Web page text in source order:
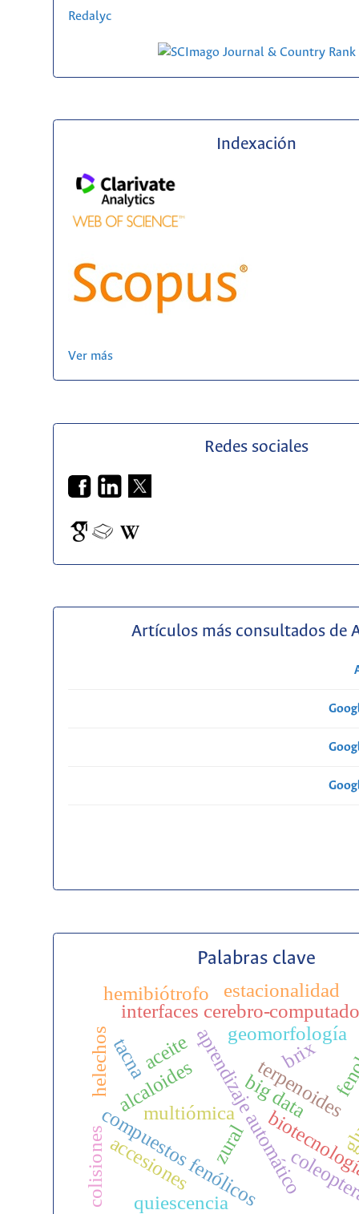
Redalyc
Indexación
Ver más
Redes sociales
Artículos más consultados de
Palabras clave
aprendizaje automático
big data
interfaces cerebro-
multiómica
alcaloides
compuestos fenólicos
terpenoides
geomorfología
helechos
zural
accesiones
estacionalidad
aceite brix
tacna
colisiones
hemibiótrofo
quiescencia